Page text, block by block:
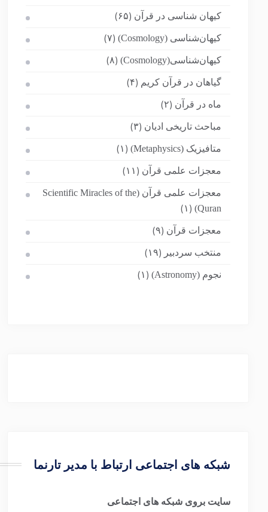
کیهان شناسی در قرآن (۶۵)
کیهان‌شناسی (Cosmology) (۷)
کیهان‌شناسی(Cosmology) (۸)
گیاهان در قرآن کریم (۴)
ماه در قرآن (۲)
مباحث تاریخی ادیان (۳)
متافیزیک (Metaphysics) (۱)
معجزات علمی قرآن (۱۱)
معجزات علمی قرآن (Scientific Miracles of the
Quran)
(۱)
معجزات قرآن (۹)
منتخب سردبیر (۱۹)
نجوم (Astronomy) (۱)
شبکه های اجتماعی ارتباط با مدیر تارنما
سایت بروی شبکه های اجتماعی